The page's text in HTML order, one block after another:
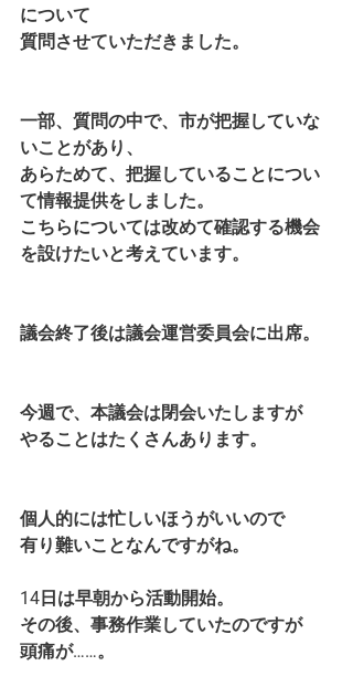
について
質問させていただきました。
一部、質問の中で、市が把握していな
いことがあり、
あらためて、把握していることについ
て情報提供をしました。
こちらについては改めて確認する機会
を設けたいと考えています。
議会終了後は議会運営委員会に出席。
今週で、本議会は閉会いたしますが
やることはたくさんあります。
個人的には忙しいほうがいいので
有り難いことなんですがね。
14日は早朝から活動開始。
その後、事務作業していたのですが
頭痛が……。